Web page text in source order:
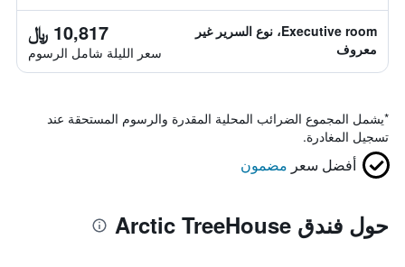
Executive room، نوع السرير غير
معروف
10,817 ﷼
سعر الليلة شامل الرسوم
*يشمل المجموع الضرائب المحلية المقدرة والرسوم المستحقة عند
تسجيل المغادرة.
أفضل سعر مضمون
حول فندق Arctic TreeHouse